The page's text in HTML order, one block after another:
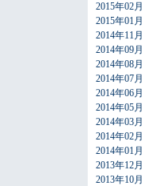
2015年02月
2015年01月
2014年11月
2014年09月
2014年08月
2014年07月
2014年06月
2014年05月
2014年03月
2014年02月
2014年01月
2013年12月
2013年10月